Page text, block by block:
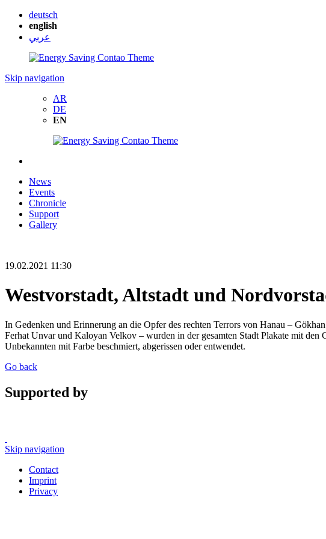
deutsch
english
عربي
Skip navigation
AR
DE
EN
News
Events
Chronicle
Support
Gallery
19.02.2021 11:30
Westvorstadt, Altstadt und
In Gedenken und Erinnerung an die Opfer des rechten Terrors von Hanau –
Ferhat Unvar und Kaloyan Velkov – wurden in der gesamten Stadt Plakate mit
Unbekannten mit Farbe beschmiert, abgerissen oder entwendet.
Go back
Supported by
Skip navigation
Contact
Imprint
Privacy